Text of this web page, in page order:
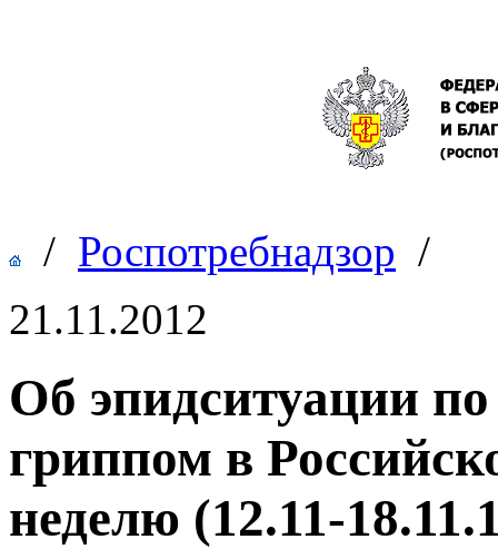
/ Роспотребнадзор /
21.11.2012
Об эпидситуации
гриппом в
неделю (12.11-